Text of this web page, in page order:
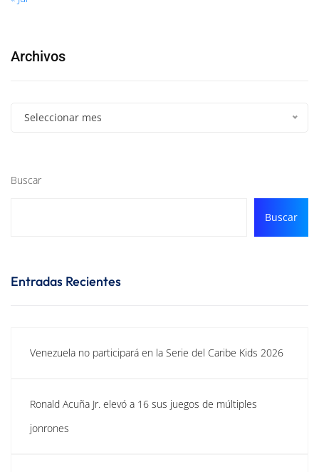
Archivos
Seleccionar mes
Buscar
Buscar
Entradas Recientes
Venezuela no participará en la Serie del Caribe Kids 2026
Ronald Acuña Jr. elevó a 16 sus juegos de múltiples
jonrones